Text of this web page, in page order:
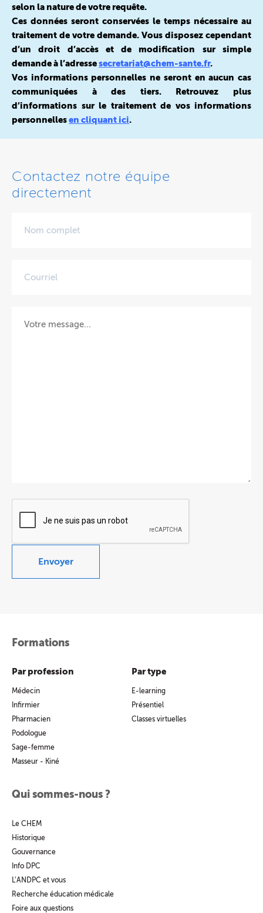
selon la nature de votre requête.
Ces données seront conservées le temps nécessaire au
traitement de votre demande. Vous disposez cependant
d’un droit d’accès et de modification sur simple
demande à l’adressesecretariat@chem-sante.fr.
Vos informations personnelles ne seront en aucun cas
communiquées à des tiers. Retrouvez plus
d’informations sur le traitement de vos informations
personnellesen cliquant ici.
Contactez notre équipe
directement
Formations
Par profession
Médecin
Infirmier
Pharmacien
Podologue
Sage-femme
Masseur - Kiné
Par type
E-learning
Présentiel
Classes virtuelles
Qui sommes-nous ?
Le CHEM
Historique
Gouvernance
Info DPC
L’ANDPC et vous
Recherche éducation médicale
Foire aux questions